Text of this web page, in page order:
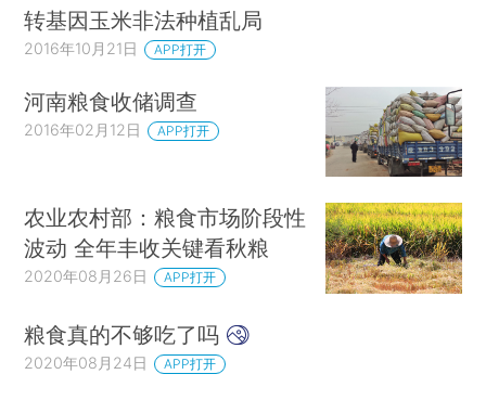
转基因玉米非法种植乱局
2016年10月21日 APP打开
河南粮食收储调查
2016年02月12日 APP打开
农业农村部：粮食市场阶段性
波动 全年丰收关键看秋粮
2020年08月26日 APP打开
粮食真的不够吃了吗
2020年08月24日 APP打开